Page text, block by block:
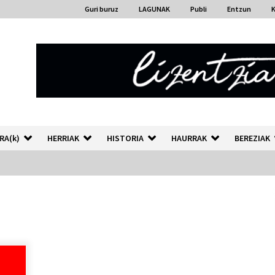
Guri buruz LAGUNAK Publi Entzun
HERRIAK HISTORIA HAURRAK BEREZIAK